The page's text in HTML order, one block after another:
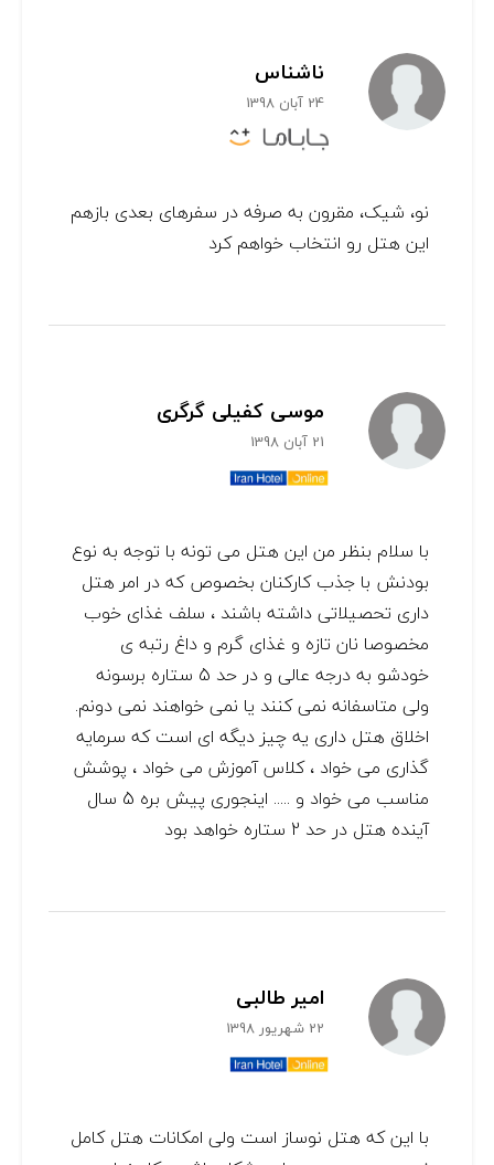
ناشناس
24 آبان 1398
نو، شیک، مقرون به صرفه در سفرهای بعدی بازهم
این هتل رو انتخاب خواهم کرد
موسی کفیلی گرگری
21 آبان 1398
با سلام بنظر من این هتل می تونه با توجه به نوع
بودنش با جذب کارکنان بخصوص که در امر هتل
داری تحصیلاتی داشته باشند ، سلف غذای خوب
مخصوصا نان تازه و غذای گرم و داغ رتبه ی
خودشو به درجه عالی و در حد 5 ستاره برسونه
ولی متاسفانه نمی کنند یا نمی خواهند نمی دونم.
اخلاق هتل داری یه چیز دیگه ای است که سرمایه
گذاری می خواد ، کلاس آموزش می خواد ، پوشش
مناسب می خواد و ..... اینجوری پیش بره 5 سال
آینده هتل در حد 2 ستاره خواهد بود
امیر طالبی
22 شهریور 1398
با این که هتل نوساز است ولی امکانات هتل کامل